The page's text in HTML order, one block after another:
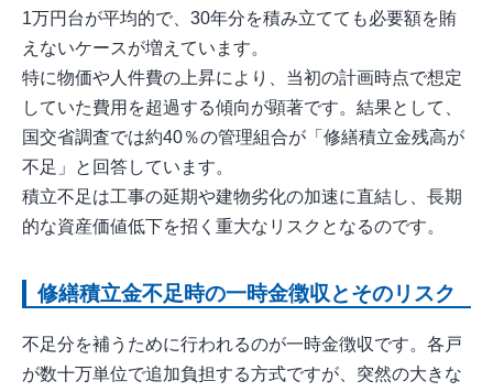
1万円台が平均的で、30年分を積み立てても必要額を賄
えないケースが増えています。
特に物価や人件費の上昇により、当初の計画時点で想定
していた費用を超過する傾向が顕著です。結果として、
国交省調査では約40％の管理組合が「修繕積立金残高が
不足」と回答しています。
積立不足は工事の延期や建物劣化の加速に直結し、長期
的な資産価値低下を招く重大なリスクとなるのです。
修繕積立金不足時の一時金徴収とそのリスク
不足分を補うために行われるのが一時金徴収です。各戸
が数十万単位で追加負担する方式ですが、突然の大きな